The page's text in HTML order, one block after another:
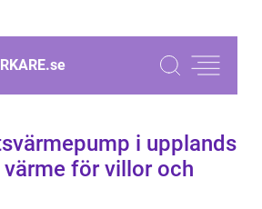
se
i upplands
för villor och